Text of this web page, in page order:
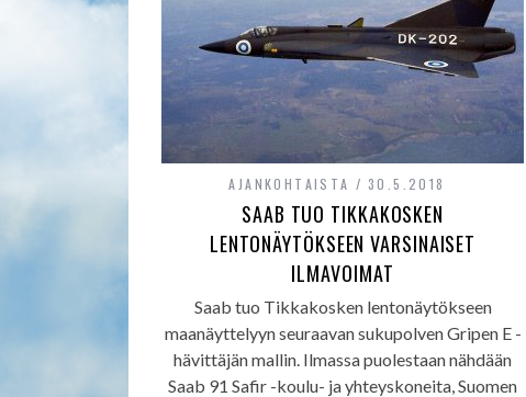
AJANKOHTAISTA 30.5.2018
SAAB TUO TIKKAKOSKEN
LENTONÄYTÖKSEEN VARSINAISET
ILMAVOIMAT
Saab tuo Tikkakosken lentonäytökseen
maanäyttelyyn seuraavan sukupolven Gripen E -
hävittäjän mallin. Ilmassa puolestaan nähdään
Saab 91 Safir -koulu- ja yhteyskoneita, Suomen